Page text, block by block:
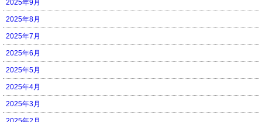
2025年9月
2025年8月
2025年7月
2025年6月
2025年5月
2025年4月
2025年3月